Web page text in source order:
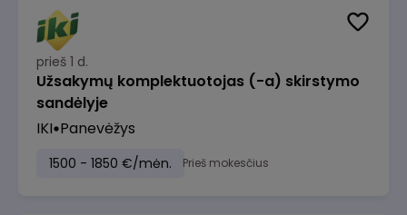
prieš 1 d.
Užsakymų komplektuotojas (-a) skirstymo
sandėlyje
IKI Panevėžys
1500 - 1850 €/mėn. Prieš mokesčius